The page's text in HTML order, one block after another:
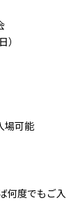
）
場可能
何度でもご入